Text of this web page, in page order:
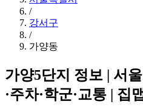
/
강서구
/
가양동
가양5단지 정보 | 서
·주차·학군·교통 | 집